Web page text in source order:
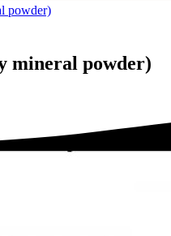
powder)
mineral powder)